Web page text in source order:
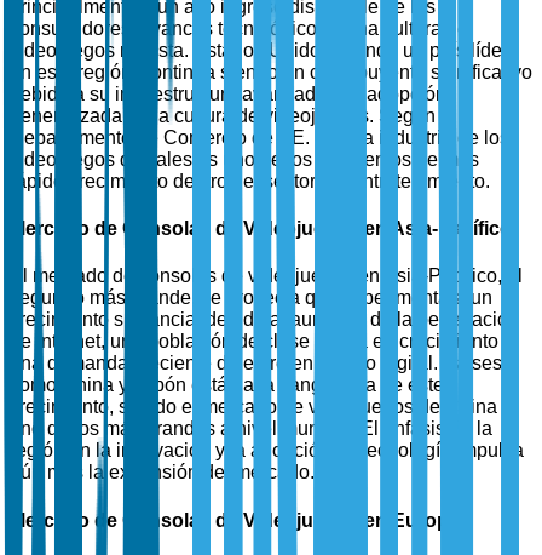
principalmente a un alto ingreso disponible de los
consumidores, avances tecnológicos y una cultura de
videojuegos robusta. Estados Unidos, siendo un país líder
en esta región, continúa siendo un contribuyente significativo
debido a su infraestructura avanzada y la adopción
generalizada de la cultura de videojuegos. Según el
Departamento de Comercio de EE. UU., la industria de los
videojuegos digitales es uno de los segmentos de más
rápido crecimiento dentro del sector del entretenimiento.
Mercado de Consolas de Videojuegos en Asia-Pacífico
El mercado de consolas de videojuegos en Asia-Pacífico, el
segundo más grande, se proyecta que experimentará un
crecimiento sustancial debido al aumento de la penetración
de Internet, una población de clase media en crecimiento y
una demanda creciente de entretenimiento digital. Países
como China y Japón están a la vanguardia de este
crecimiento, siendo el mercado de videojuegos de China
uno de los más grandes a nivel mundial. El énfasis de la
región en la innovación y la adopción de tecnología impulsa
aún más la expansión del mercado.
Mercado de Consolas de Videojuegos en Europa